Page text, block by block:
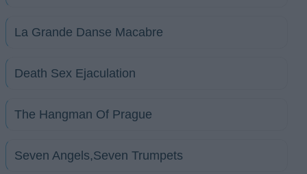
La Grande Danse Macabre
Death Sex Ejaculation
The Hangman Of Prague
Seven Angels,Seven Trumpets